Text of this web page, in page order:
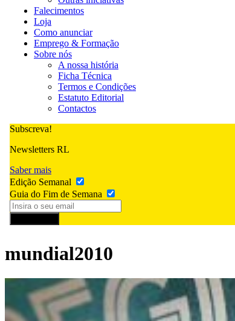
Falecimentos
Loja
Como anunciar
Emprego & Formação
Sobre nós
A nossa história
Ficha Técnica
Termos e Condições
Estatuto Editorial
Contactos
Subscreva!
Newsletters RL
Saber mais
Edição Semanal
Guia do Fim de Semana
mundial2010